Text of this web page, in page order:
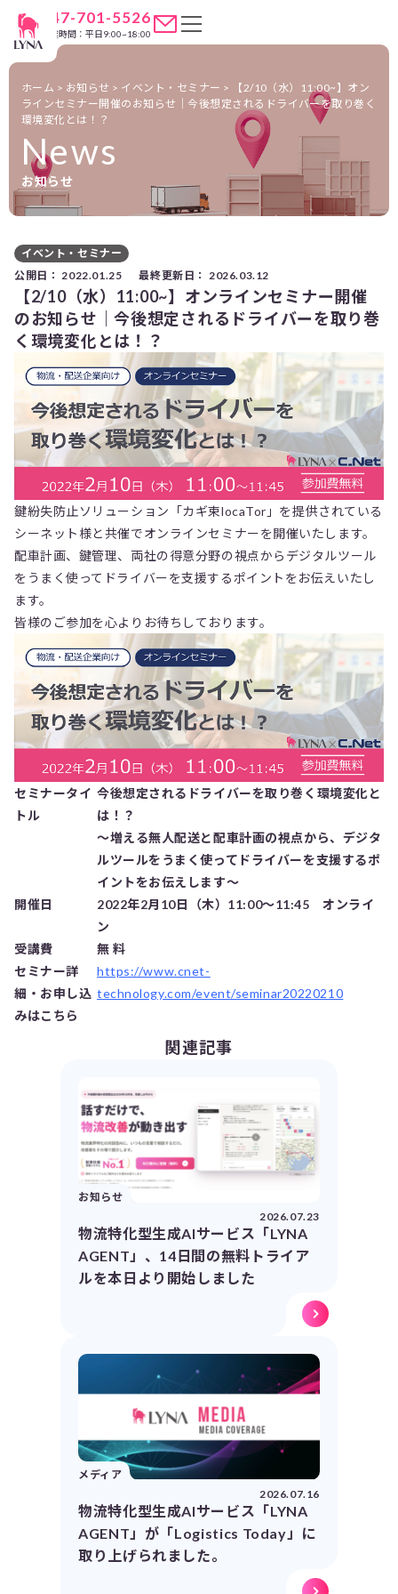
047-701-5526
営業時間：平日9:00~18:00
News
お知らせ
ホーム > お知らせ > イベント・セミナー >
【2/10（水）11:00~】オン
ラインセミナー開催のお知らせ｜今後想定されるドライバーを取り巻く
環境変化とは！？
イベント・セミナー
公開日： 2022.01.25 最終更新日： 2026.03.12
【2/10（水）11:00~】オンラインセミナー開催
のお知らせ｜今後想定されるドライバーを取り巻
く環境変化とは！？
鍵紛失防止ソリューション「カギ束locaTor」を提供されている
シーネット様と共催でオンラインセミナーを開催いたします。
配車計画、鍵管理、両社の得意分野の視点からデジタルツール
をうまく使ってドライバーを支援するポイントをお伝えいたし
ます。
皆様のご参加を心よりお待ちしております。
セミナータイ
トル
今後想定されるドライバーを取り巻く環境変化と
は！？
～増える無人配送と配車計画の視点から、デジタ
ルツールをうまく使ってドライバーを支援するポ
イントをお伝えします～
開催日
2022年2月10日（木）11:00～11:45 オンライ
ン
受講費
無 料
セミナー詳
細・お申し込
みはこちら
https://www.cnet-
technology.com/event/seminar20220210
関連記事
お知らせ
2026.07.23
物流特化型生成AIサービス「LYNA
AGENT」、14日間の無料トライア
ルを本日より開始しました
メディア
2026.07.16
物流特化型生成AIサービス「LYNA
AGENT」が「Logistics Today」に
取り上げられました。